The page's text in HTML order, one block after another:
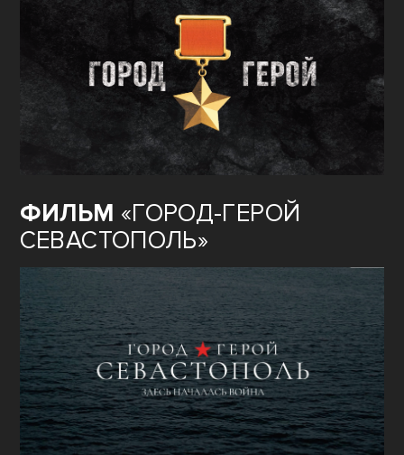
ФИЛЬМ «ГОРОД-ГЕРОЙ
СЕВАСТОПОЛЬ»